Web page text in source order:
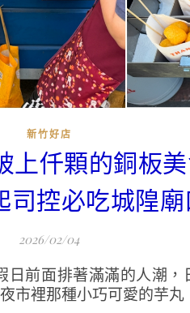
新竹好店
上仟顆的銅板
司控必吃城隍廟
2026/02/04
前面排著滿滿的人潮
裡那種小巧可愛的芋丸